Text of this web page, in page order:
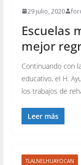
29 julio, 2020
Escuelas
mejor
Continuando con
educativo, el H.
los trabajos de
Leer más
TLALNELHUAYOCAN